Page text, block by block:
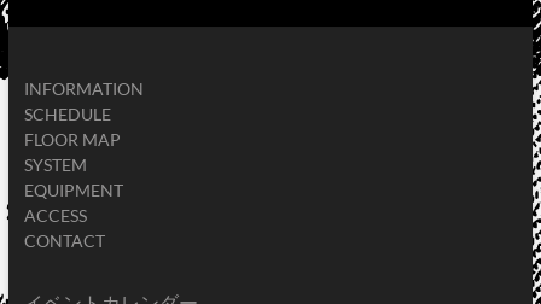
INFORMATION
SCHEDULE
FLOOR MAP
SYSTEM
EQUIPMENT
ACCESS
CONTACT